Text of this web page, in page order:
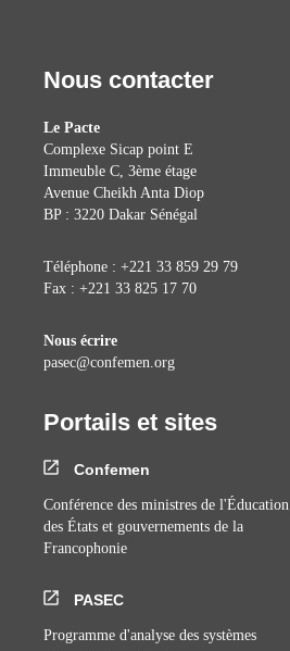
Nous contacter
Le Pacte
Complexe Sicap point E
Immeuble C, 3ème étage
Avenue Cheikh Anta Diop
BP : 3220 Dakar Sénégal
Téléphone : +221 33 859 29 79
Fax : +221 33 825 17 70
Nous écrire
pasec@confemen.org
Portails et sites
Confemen
Conférence des ministres de l'Éducation
des États et gouvernements de la
Francophonie
PASEC
Programme d'analyse des systèmes